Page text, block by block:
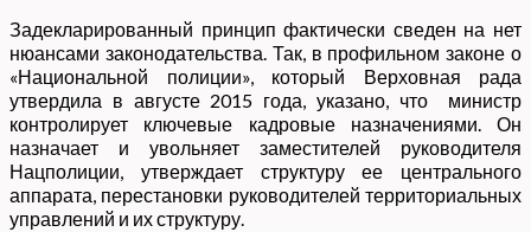
Задекларированный принцип фактически сведен на нет
нюансами законодательства. Так, в профильном законе о
«Национальной полиции», который Верховная рада
утвердила в августе 2015 года, указано, что министр
контролирует ключевые кадровые назначениями. Он
назначает и увольняет заместителей руководителя
Нацполиции, утверждает структуру ее центрального
аппарата, перестановки руководителей территориальных
управлений и их структуру.